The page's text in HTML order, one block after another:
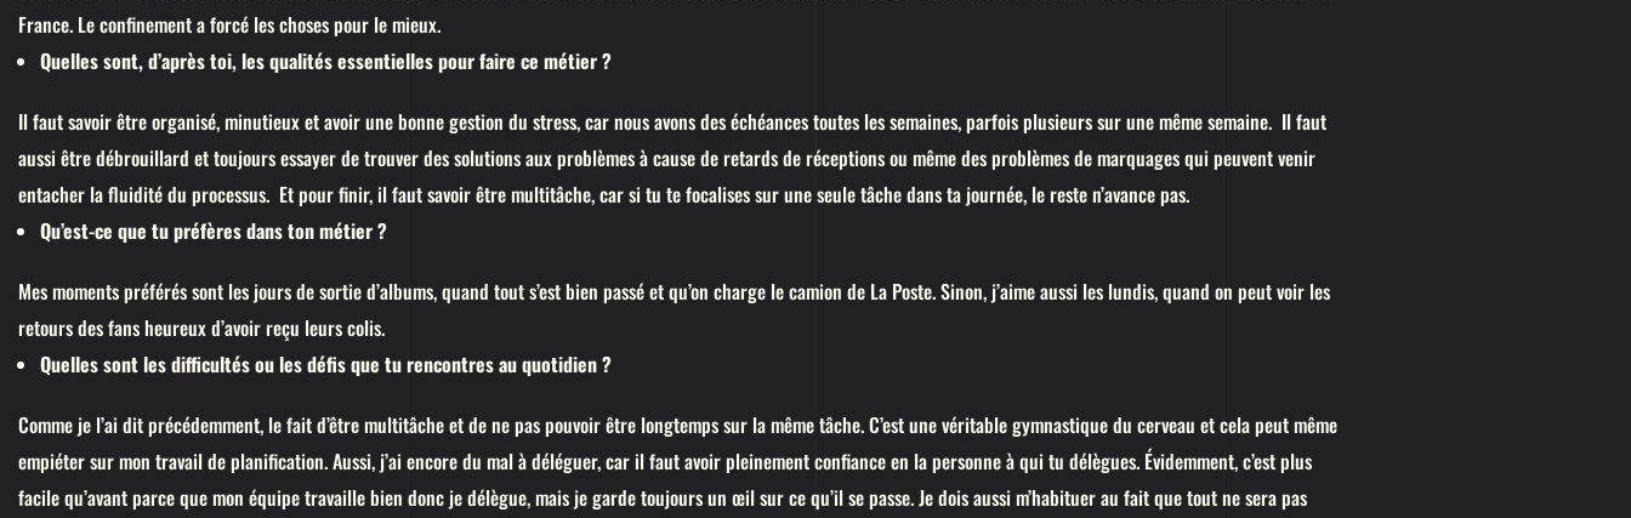
France. Le confinement a forcé les choses pour le mieux.
Quelles sont, d’après toi, les qualités essentielles pour faire ce métier ?
Il faut savoir être organisé, minutieux et avoir une bonne gestion du stress, car nous avons des échéances toutes les semaines, parfois plusieurs sur une même semaine. Il faut
aussi être débrouillard et toujours essayer de trouver des solutions aux problèmes à cause de retards de réceptions ou même des problèmes de marquages qui peuvent venir
entacher la fluidité du processus. Et pour finir, il faut savoir être multitâche, car si tu te focalises sur une seule tâche dans ta journée, le reste n’avance pas.
Qu’est-ce que tu préfères dans ton métier ?
Mes moments préférés sont les jours de sortie d’albums, quand tout s’est bien passé et qu’on charge le camion de La Poste. Sinon, j’aime aussi les lundis, quand on peut voir les
retours des fans heureux d’avoir reçu leurs colis.
Quelles sont les difficultés ou les défis que tu rencontres au quotidien ?
Comme je l’ai dit précédemment, le fait d’être multitâche et de ne pas pouvoir être longtemps sur la même tâche. C’est une véritable gymnastique du cerveau et cela peut même
empiéter sur mon travail de planification. Aussi, j’ai encore du mal à déléguer, car il faut avoir pleinement confiance en la personne à qui tu délègues. Évidemment, c’est plus
facile qu’avant parce que mon équipe travaille bien donc je délègue, mais je garde toujours un œil sur ce qu’il se passe. Je dois aussi m’habituer au fait que tout ne sera pas